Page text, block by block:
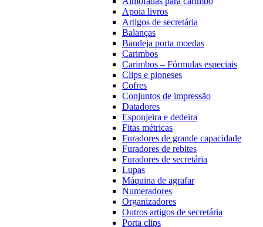
Apoia livros
Artigos de secretária
Balanças
Bandeja porta moedas
Carimbos
Carimbos – Fórmulas especiais
Clips e pioneses
Cofres
Conjuntos de impressão
Datadores
Esponjeira e dedeira
Fitas métricas
Furadores de grande capacidade
Furadores de rebites
Furadores de secretária
Lupas
Máquina de agrafar
Numeradores
Organizadores
Outros artigos de secretária
Porta clips